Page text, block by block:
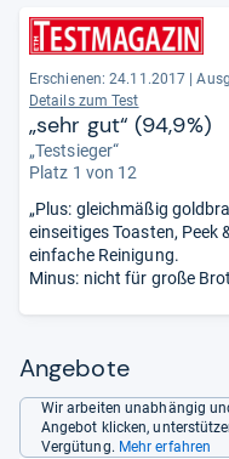
Erschienen: 24.11.2017
Details zum Test
„sehr gut“ (94,9%)
„Testsieger“
Platz 1 von 12
„Plus: gleichmäßig
einseitiges Toasten, Peek
einfache Reinigung.
Minus: nicht für große
Angebote
Wir arbeiten unabhängig
Angebot klicken,
Vergütung. Mehr erfahren